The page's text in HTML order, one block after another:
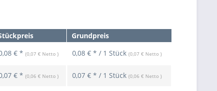
Grundpreis
€ *(0,07 € Netto ) 0,08 € * / 1 Stück(0,07 € Netto )
€ *(0,06 € Netto ) 0,07 € * / 1 Stück(0,06 € Netto )